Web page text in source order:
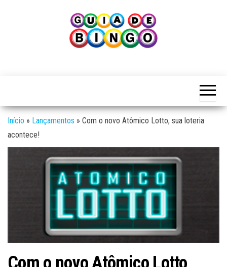
Início » Lançamentos » Com o novo Atômico Lotto, sua loteria
acontece!